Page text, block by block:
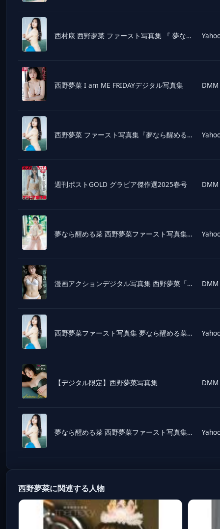
西村康 西野夢菜 ファースト写真集 『 夢なら醒める菜 』 Book
西野夢菜 I am ME FRIDAYデジタル写真集 DMM
西野夢菜 ファースト写真集『夢なら醒める菜』 / 西野夢菜 〔本〕
週刊ポストGOLD グラビア傑作選2025春号 DMM
夢なら醒める菜 西野夢菜ファースト写真集/西村康
漫画アクションデジタル写真集 西野夢菜「夢の葉菜」 DMM
西野夢菜ファースト写真集 夢なら醒める菜 1st Photo Book/西村康(写真家),西野夢菜(タレント)
【デジタル限定】西野夢菜写真集 DMM
夢なら醒める菜 西野夢菜ファースト写真集/西村康
西野夢菜に関連する人物